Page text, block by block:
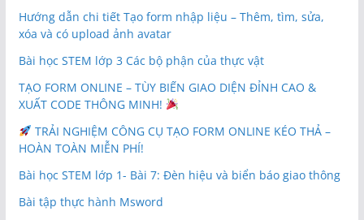
Hướng dẫn chi tiết Tạo form nhập liệu – Thêm, tìm, sửa,
xóa và có upload ảnh avatar
Bài học STEM lớp 3 Các bộ phận của thực vật
TẠO FORM ONLINE – TÙY BIẾN GIAO DIỆN ĐỈNH CAO &
XUẤT CODE THÔNG MINH!
TRẢI NGHIỆM CÔNG CỤ TẠO FORM ONLINE KÉO THẢ –
HOÀN TOÀN MIỄN PHÍ!
Bài học STEM lớp 1- Bài 7: Đèn hiệu và biển báo giao thông
Bài tập thực hành Msword